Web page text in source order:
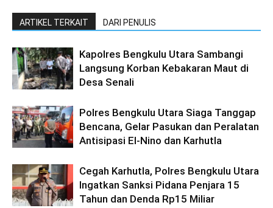
ARTIKEL TERKAIT DARI PENULIS
Kapolres Bengkulu Utara Sambangi
Langsung Korban Kebakaran Maut di
Desa Senali
Polres Bengkulu Utara Siaga Tanggap
Bencana, Gelar Pasukan dan Peralatan
Antisipasi El-Nino dan Karhutla
Cegah Karhutla, Polres Bengkulu Utara
Ingatkan Sanksi Pidana Penjara 15
Tahun dan Denda Rp15 Miliar